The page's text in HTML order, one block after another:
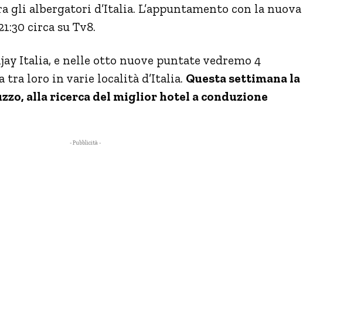
gli albergatori d’Italia. L’appuntamento con la nuova
circa su Tv8.
Italia, e nelle otto nuove puntate vedremo 4
tra loro in varie località d’Italia. Questa settimana la
alla ricerca del miglior hotel a conduzione
- Pubblicità -